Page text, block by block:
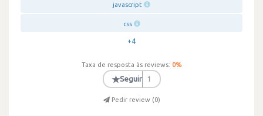
javascript
css
+4
Taxa de resposta às reviews: 0%
★Seguir 1
Pedir review (0)